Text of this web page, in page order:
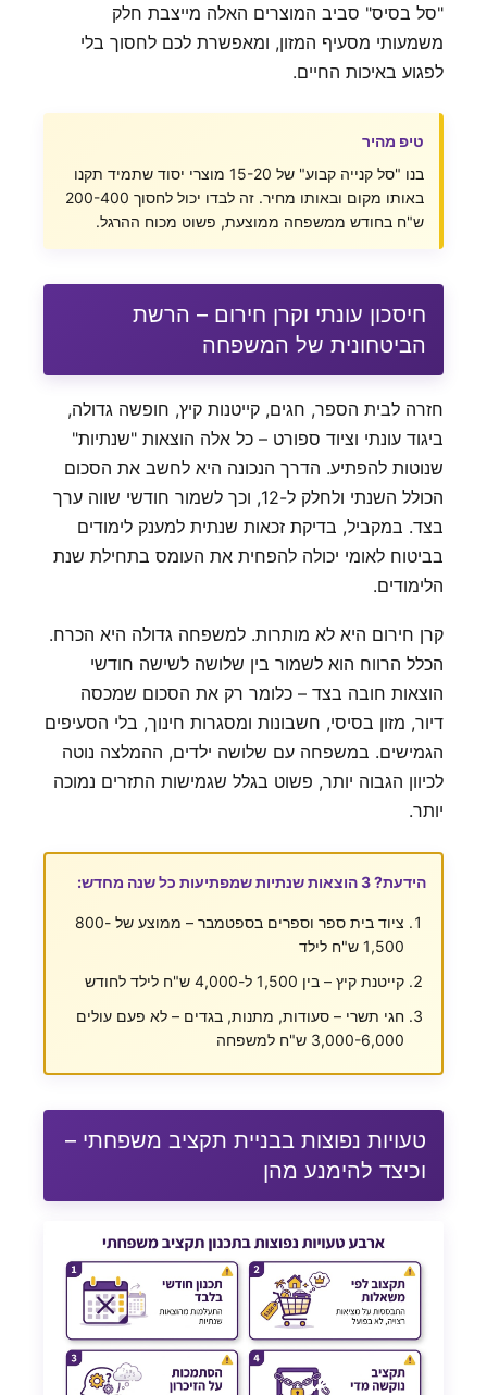
"סל בסיס" סביב המוצרים האלה מייצבת חלק
משמעותי מסעיף המזון, ומאפשרת לכם לחסוך בלי
לפגוע באיכות החיים.
טיפ מהיר
בנו "סל קנייה קבוע" של 15-20 מוצרי יסוד שתמיד תקנו
באותו מקום ובאותו מחיר. זה לבדו יכול לחסוך 200-400
ש"ח בחודש ממשפחה ממוצעת, פשוט מכוח ההרגל.
חיסכון עונתי וקרן חירום – הרשת
הביטחונית של המשפחה
חזרה לבית הספר, חגים, קייטנות קיץ, חופשה גדולה,
ביגוד עונתי וציוד ספורט – כל אלה הוצאות "שנתיות"
שנוטות להפתיע. הדרך הנכונה היא לחשב את הסכום
הכולל השנתי ולחלק ל-12, וכך לשמור חודשי שווה ערך
בצד. במקביל, בדיקת זכאות שנתית למענק לימודים
בביטוח לאומי יכולה להפחית את העומס בתחילת שנת
הלימודים.
קרן חירום היא לא מותרות. למשפחה גדולה היא הכרח.
הכלל הרווח הוא לשמור בין שלושה לשישה חודשי
הוצאות חובה בצד – כלומר רק את הסכום שמכסה
דיור, מזון בסיסי, חשבונות ומסגרות חינוך, בלי הסעיפים
הגמישים. במשפחה עם שלושה ילדים, ההמלצה נוטה
לכיוון הגבוה יותר, פשוט בגלל שגמישות התזרים נמוכה
יותר.
הידעת? 3 הוצאות שנתיות שמפתיעות כל שנה מחדש:
ציוד בית ספר וספרים בספטמבר – ממוצע של 800-
1,500 ש"ח לילד
קייטנת קיץ – בין 1,500 ל-4,000 ש"ח לילד לחודש
חגי תשרי – סעודות, מתנות, בגדים – לא פעם עולים
3,000-6,000 ש"ח למשפחה
טעויות נפוצות בבניית תקציב משפחתי –
וכיצד להימנע מהן